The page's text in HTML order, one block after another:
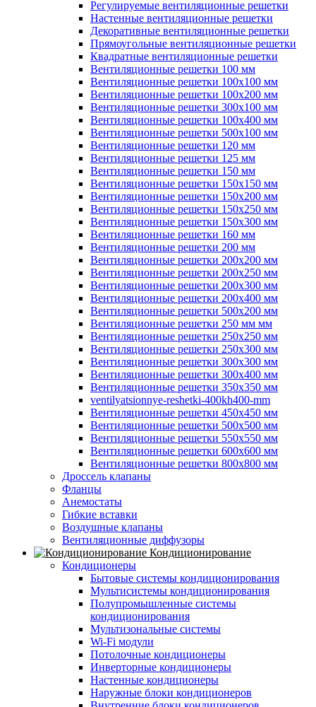
Регулируемые вентиляционные решетки
Настенные вентиляционные решетки
Декоративные вентиляционные решетки
Прямоугольные вентиляционные решетки
Квадратные вентиляционные решетки
Вентиляционные решетки 100 мм
Вентиляционные решетки 100х100 мм
Вентиляционные решетки 100х200 мм
Вентиляционные решетки 300х100 мм
Вентиляционные решетки 100х400 мм
Вентиляционные решетки 500х100 мм
Вентиляционные решетки 120 мм
Вентиляционные решетки 125 мм
Вентиляционные решетки 150 мм
Вентиляционные решетки 150х150 мм
Вентиляционные решетки 150х200 мм
Вентиляционные решетки 150х250 мм
Вентиляционные решетки 150х300 мм
Вентиляционные решетки 160 мм
Вентиляционные решетки 200 мм
Вентиляционные решетки 200х200 мм
Вентиляционные решетки 200х250 мм
Вентиляционные решетки 200х300 мм
Вентиляционные решетки 200х400 мм
Вентиляционные решетки 500х200 мм
Вентиляционные решетки 250 мм мм
Вентиляционные решетки 250х250 мм
Вентиляционные решетки 250х300 мм
Вентиляционные решетки 300х300 мм
Вентиляционные решетки 300х400 мм
Вентиляционные решетки 350х350 мм
ventilyatsionnye-reshetki-400kh400-mm
Вентиляционные решетки 450х450 мм
Вентиляционные решетки 500х500 мм
Вентиляционные решетки 550х550 мм
Вентиляционные решетки 600х600 мм
Вентиляционные решетки 800х800 мм
Дроссель клапаны
Фланцы
Анемостаты
Гибкие вставки
Воздушные клапаны
Вентиляционные диффузоры
Кондиционирование
Кондиционеры
Бытовые системы кондиционирования
Мультисистемы кондиционирования
Полупромышленные системы
кондиционирования
Мультизональные системы
Wi-Fi модули
Потолочные кондиционеры
Инверторные кондиционеры
Настенные кондиционеры
Наружные блоки кондиционеров